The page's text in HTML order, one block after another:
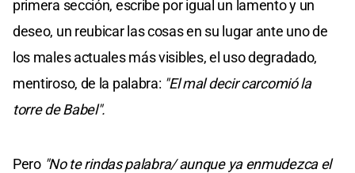
primera sección, escribe por igual un lamento y un
deseo, un reubicar las cosas en su lugar ante uno de
los males actuales más visibles, el uso degradado,
mentiroso, de la palabra: "El mal decir carcomió la
torre de Babel".
Pero"No te rindas palabra/ aunque ya enmudezca el